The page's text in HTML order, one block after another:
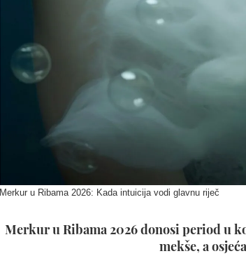
Merkur u Ribama 2026: Kada intuicija vodi glavnu riječ
Merkur u Ribama 2026 donosi period u
mekše, a